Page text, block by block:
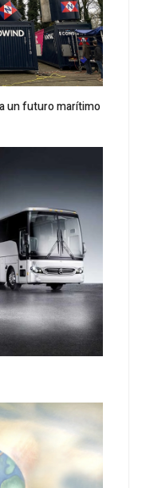
un futuro marítimo